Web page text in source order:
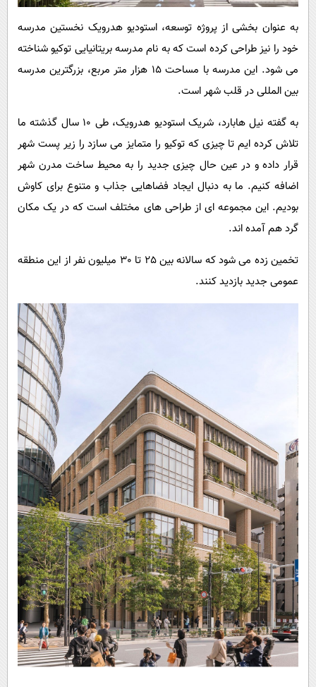
به عنوان بخشی از پروژه توسعه، استودیو هدرویک نخستین مدرسه
خود را نیز طراحی کرده است که به نام مدرسه بریتانیایی توکیو شناخته
می شود. این مدرسه با مساحت 15 هزار متر مربع، بزرگترین مدرسه
بین المللی در قلب شهر است.
به گفته نیل هابارد، شریک استودیو هدرویک، طی 10 سال گذشته ما
تلاش کرده ایم تا چیزی که توکیو را متمایز می سازد را زیر پست شهر
قرار داده و در عین حال چیزی جدید را به محیط ساخت مدرن شهر
اضافه کنیم. ما به دنبال ایجاد فضاهایی جذاب و متنوع برای کاوش
بودیم. این مجموعه ای از طراحی های مختلف است که در یک مکان
گرد هم آمده اند.
تخمین زده می شود که سالانه بین 25 تا 30 میلیون نفر از این منطقه
عمومی جدید بازدید کنند.